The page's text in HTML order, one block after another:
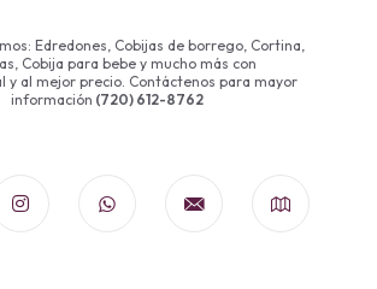
Edredones, Cobijas de borrego, Cortina,
Cobija para bebe y mucho más con
y al mejor precio. Contáctenos para mayor
información (720) 612-8762